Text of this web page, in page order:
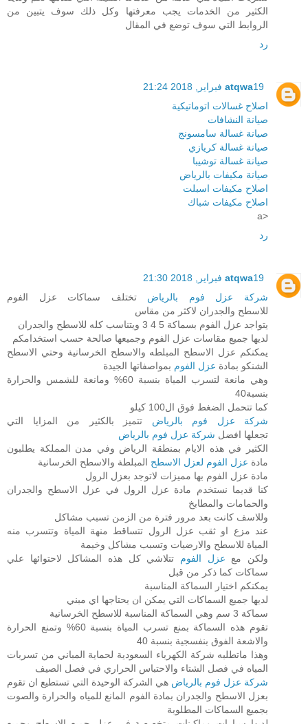
الكثير من الخدمات يجب معرفتها وكل ذلك سوف يتبين من
الروابط التي سوف توضع في المقال
رد
atqwa19 فبراير, 2018 21:24
اصلاح غسالات اتوماتيكية
صيانة النشافات
صيانة غسالة سامسونج
صيانة غسالة كريازي
صيانة غسالة توشيبا
صيانة مكيفات بالرياض
اصلاح مكيفات اسبلت
اصلاح مكيفات شباك
<a
رد
atqwa19 فبراير, 2018 21:30
شركة عزل فوم بالرياض تختلف سماكات عزل الفوم
للاسطح والجدران لاكثر من مقاس
يتواجد عزل الفوم بسماكة 5 4 3 ويتناسب كله للاسطح والجدران
لديها جميع مقاسات عزل الفوم وجميعها صالحة حسب استخدامكم
يمكنكم عزل الاسطح المبلطه والاسطح الخرسانية وحتي الاسطح
الشنكو بمادة عزل الفوم بمواصفاتها الجيدة
وهي مانعة لتسرب المياة بنسبة 60% ومانعة للشمس والحرارة
بنسبة40
كما تتحمل الضغط فوق ال100 كيلو
شركة عزل فوم بالرياض تتميز بالكثير من المزايا التي
تجعلها افضل شركة عزل فوم بالرياض
الكثير في هذه الايام بمنطقة الرياض وفي مدن المملكة يطلبون
مادة عزل الفوم لعزل الاسطح المبلطة والاسطح الخرسانية
مادة عزل الفوم بها مميزات لاتوجد بعزل الرول
كنا قديما نستخدم مادة عزل الرول في عزل الاسطح والجدران
والحمامات والمطابخ
وللاسف كانت بعد مرور فترة من الزمن تسبب مشاكل
عند مزع او ثقب عزل الرول تتساقط منهة المياة وتتسرب منه
المياة للاسطح والارضيات وتسبب مشاكل وخيمة
ولكن مع عزل الفوم تتلاشي كل هذه المشاكل لاحتوائها علي
سماكات كما ذكر من قبل
يمكنكم اختيار السماكة المناسبة
لديها جميع السماكات التي يمكن ان يحتاجها اي مبني
سماكة 3 سم وهي السماكة المناسبة للاسطح الخرسانية
تقوم هذه السماكة بمنع تسرب المياة بنسبة 60% وتمنع الحرارة
والاشعة الفوق بنفسجية بنسبة 40
وهذا ماتطلبه شركة الكهرباء السعودية لحماية المباني من تسربات
المياه في فصل الشتاء والاحتباس الحراري في فصل الصيف
شركة عزل فوم بالرياض هي الشركة الوحيدة التي تستطيع ان تقوم
بعزل الاسطح والجدران بمادة الفوم المانع للمياه والحرارة والصوت
بجميع السماكات المطلوبة